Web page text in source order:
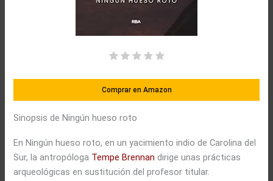
Comprar en Amazon
Sinopsis de Ningún hueso roto
En Ningún hueso roto, en un yacimiento indio de Carolina del
Sur, la antropóloga Tempe Brennan dirige unas prácticas
arqueológicas en sustitución del profesor titular.